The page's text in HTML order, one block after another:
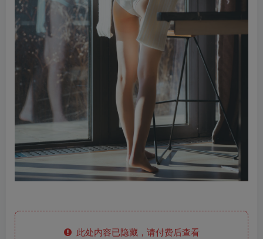
此处内容已隐藏，请付费后查看